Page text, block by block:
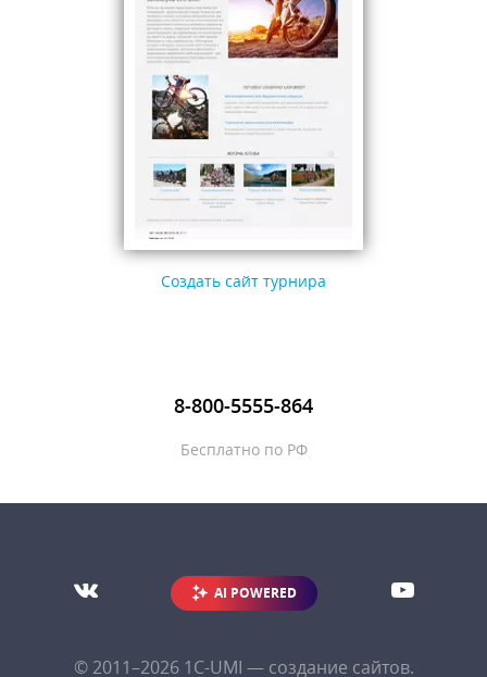
Создать сайт турнира
8-800-5555-864
Бесплатно по РФ
AI POWERED
© 2011–2026 1С-UMI — создание сайтов.